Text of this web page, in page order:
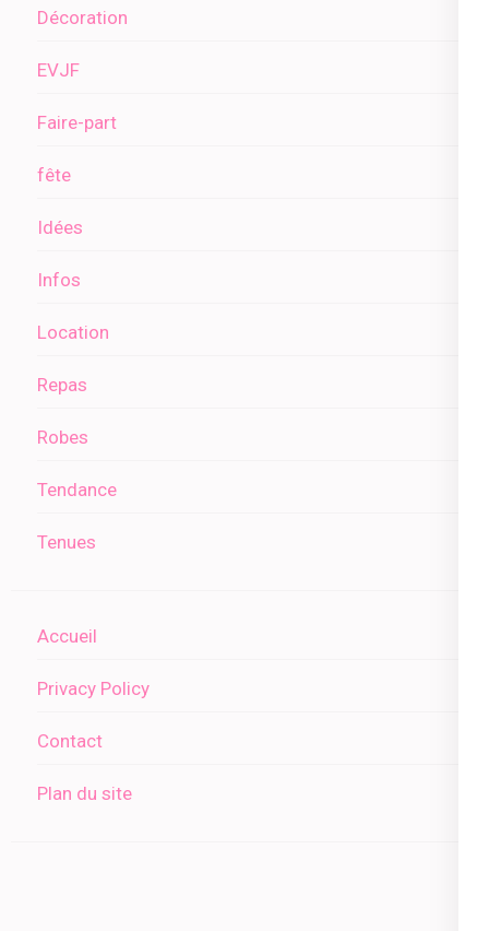
Décoration
EVJF
Faire-part
fête
Idées
Infos
Location
Repas
Robes
Tendance
Tenues
Accueil
Privacy Policy
Contact
Plan du site